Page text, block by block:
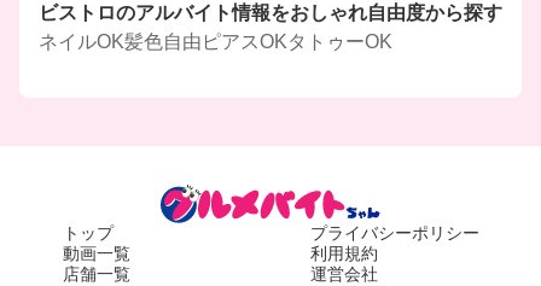
ビストロのアルバイト情報をおしゃれ自由度から探す
ネイルOK髪色自由 ピアスOKタトゥーOK
トップ
動画一覧
店舗一覧
プライバシーポリシー
利用規約
運営会社